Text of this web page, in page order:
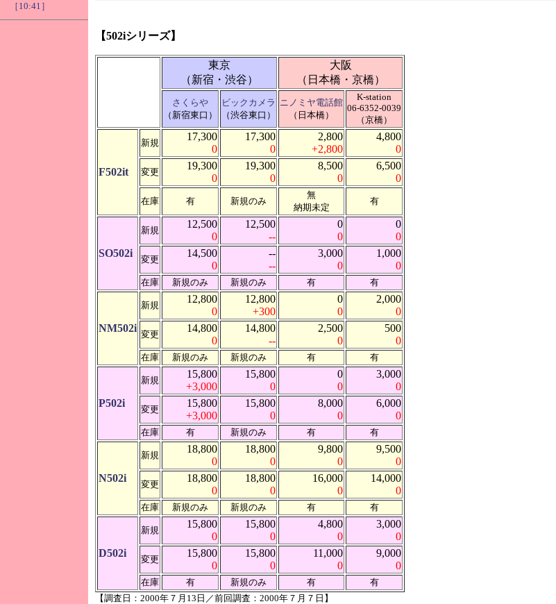
［10:41］
【502iシリーズ】
東京
（新宿・渋谷）
大阪
（日本橋・京橋）
さくらや
（新宿東口）
ビックカメラ
（渋谷東口）
ニノミヤ電話館
（日本橋）
K-station
06-6352-0039
（京橋）
F502it
新規
17,300
0
17,300
0
2,800
+2,800
4,800
0
変更
19,300
0
19,300
0
8,500
0
6,500
0
在庫 有 新規のみ
無
納期未定
有
SO502i
新規
12,500
0
12,500
--
0
0
0
0
変更
14,500
0
--
--
3,000
0
1,000
0
在庫 新規のみ 新規のみ 有 有
NM502i
新規
12,800
0
12,800
+300
0
0
2,000
0
変更
14,800
0
14,800
--
2,500
0
500
0
在庫 新規のみ 新規のみ 有 有
P502i
新規
15,800
+3,000
15,800
0
0
0
3,000
0
変更
15,800
+3,000
15,800
0
8,000
0
6,000
0
在庫 有 新規のみ 有 有
N502i
新規
18,800
0
18,800
0
9,800
0
9,500
0
変更
18,800
0
18,800
0
16,000
0
14,000
0
在庫 新規のみ 新規のみ 有 有
D502i
新規
15,800
0
15,800
0
4,800
0
3,000
0
変更
15,800
0
15,800
0
11,000
0
9,000
0
在庫 有 新規のみ 有
有
【調査日：2000年７月13日／前回調査：2000年７月７日】